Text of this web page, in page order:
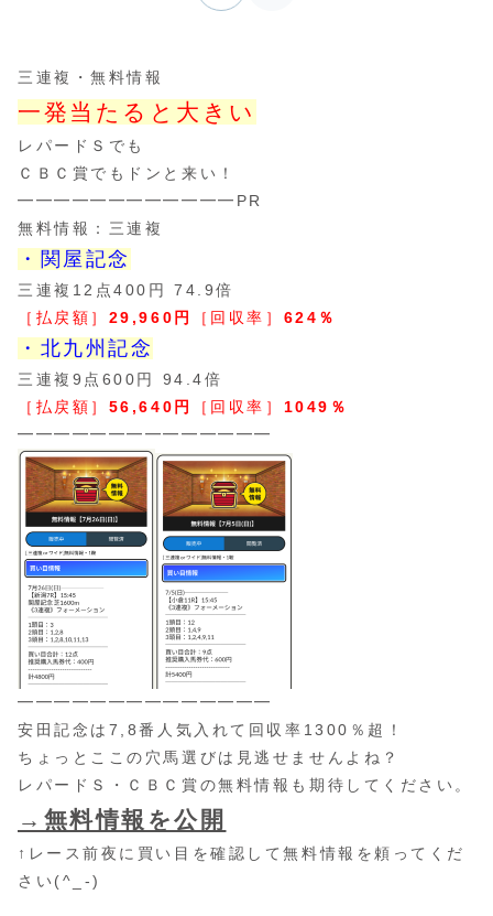
三連複・無料情報
一発当たると大きい
レパードＳでも
ＣＢＣ賞でもドンと来い！
━━━━━━━━━━━━PR
無料情報：三連複
・関屋記念
三連複12点400円 74.9倍
［払戻額］ 29,960円 ［回収率］ 624％
・北九州記念
三連複9点600円 94.4倍
［払戻額］ 56,640円 ［回収率］ 1049％
━━━━━━━━━━━━━━
━━━━━━━━━━━━━━
安田記念は7,8番人気入れて回収率1300％超！
ちょっとここの穴馬選びは見逃せませんよね？
レパードＳ・ＣＢＣ賞の無料情報も期待してください。
→無料情報を公開
↑レース前夜に買い目を確認して無料情報を頼ってくだ
さい(^_-)